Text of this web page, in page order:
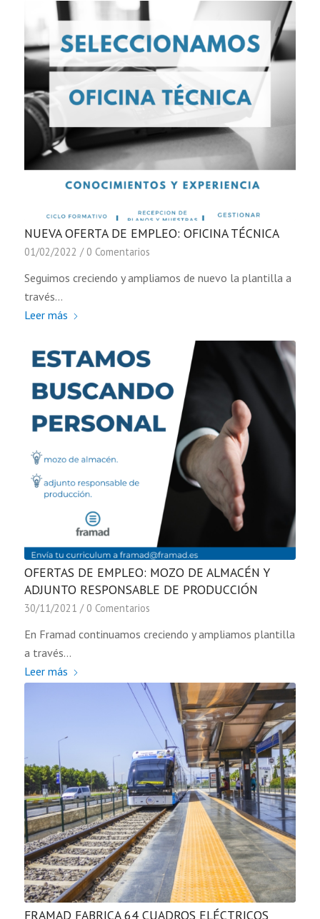
NUEVA OFERTA DE EMPLEO: OFICINA TÉCNICA
01/02/2022 / 0 Comentarios
Seguimos creciendo y ampliamos de nuevo la plantilla a
través…
Leer más
OFERTAS DE EMPLEO: MOZO DE ALMACÉN Y
ADJUNTO RESPONSABLE DE PRODUCCIÓN
30/11/2021 / 0 Comentarios
En Framad continuamos creciendo y ampliamos plantilla
a través…
Leer más
FRAMAD FABRICA 64 CUADROS ELÉCTRICOS